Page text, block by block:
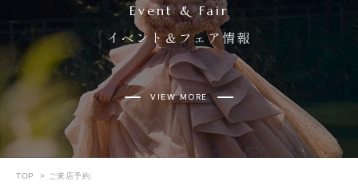
Event & Fair
イベント＆フェア情報
VIEW MORE
TOP ご来店予約